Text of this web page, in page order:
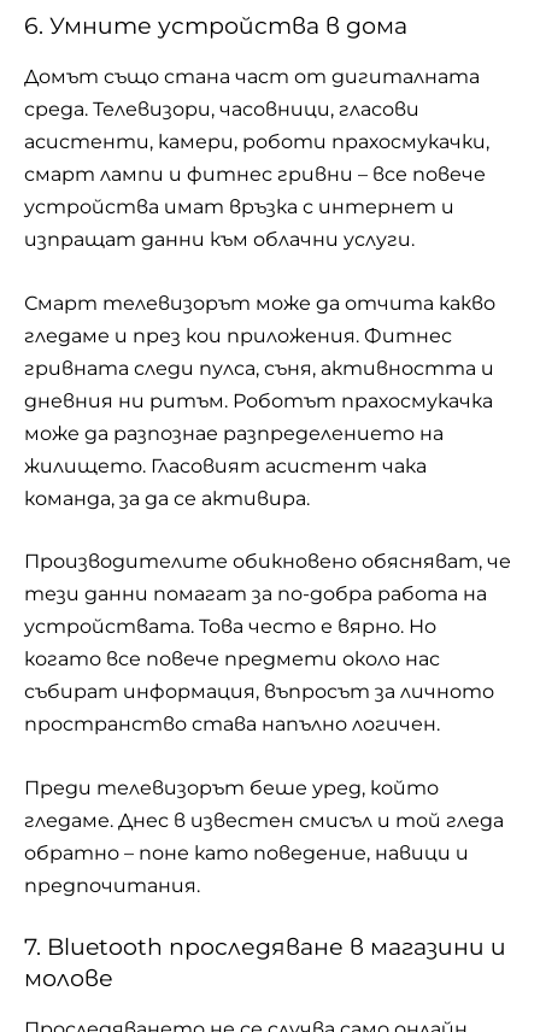
6. Умните устройства в дома
Домът също стана част от дигиталната
среда. Телевизори, часовници, гласови
асистенти, камери, роботи прахосмукачки,
смарт лампи и фитнес гривни – все повече
устройства имат връзка с интернет и
изпращат данни към облачни услуги.
Смарт телевизорът може да отчита какво
гледаме и през кои приложения. Фитнес
гривната следи пулса, съня, активността и
дневния ни ритъм. Роботът прахосмукачка
може да разпознае разпределението на
жилището. Гласовият асистент чака
команда, за да се активира.
Производителите обикновено обясняват, че
тези данни помагат за по-добра работа на
устройствата. Това често е вярно. Но
когато все повече предмети около нас
събират информация, въпросът за личното
пространство става напълно логичен.
Преди телевизорът беше уред, който
гледаме. Днес в известен смисъл и той гледа
обратно – поне като поведение, навици и
предпочитания.
7. Bluetooth проследяване в магазини и
молове